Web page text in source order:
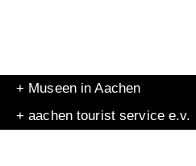
+ Museen in Aachen
+ aachen tourist service e.v.